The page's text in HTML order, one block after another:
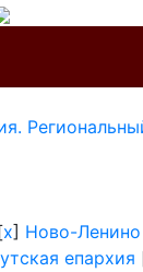
[x] Ново-Ленино
епархия